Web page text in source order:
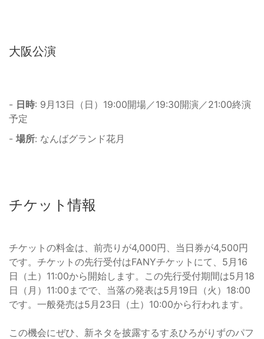
大阪公演
- 日時: 9月13日（日）19:00開場／19:30開演／21:00終演
予定
- 場所: なんばグランド花月
チケット情報
チケットの料金は、前売りが4,000円、当日券が4,500円
です。チケットの先行受付はFANYチケットにて、5月16
日（土）11:00から開始します。この先行受付期間は5月18
日（月）11:00までで、当落の発表は5月19日（火）18:00
です。一般発売は5月23日（土）10:00から行われます。
この機会にぜひ、新ネタを披露するすゑひろがりずのパフ